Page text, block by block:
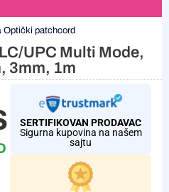
Optički patchcord
UPC Multi Mode,
3mm, 1m
SERTIFIKOVAN PRODAVAC
Sigurna kupovina na našem
sajtu